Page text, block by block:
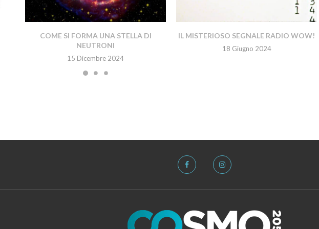
COME SI FORMA UNA STELLA DI
NEUTRONI
15 Dicembre 2024
IL MISTERIOSO SEGNALE RADIO WOW!
18 Giugno 2024